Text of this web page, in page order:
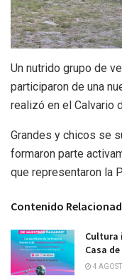
Un nutrido grupo de
participaron de una
realizó en el Calvario
Grandes y chicos se
formaron parte
que representaron la
Contenido
Cultura
Casa
4